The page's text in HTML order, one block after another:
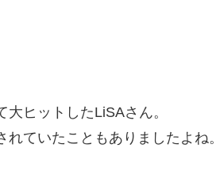
ヒットしたLiSAさん。
ていたこともありましたよね。